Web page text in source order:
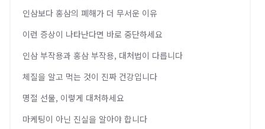
인삼보다 홍삼의 폐해가 더 무서운 이유
이런 증상이 나타난다면 바로 중단하세요
인삼 부작용과 홍삼 부작용, 대처법이 다릅니다
체질을 알고 먹는 것이 진짜 건강입니다
명절 선물, 이렇게 대처하세요
마케팅이 아닌 진실을 알아야 합니다